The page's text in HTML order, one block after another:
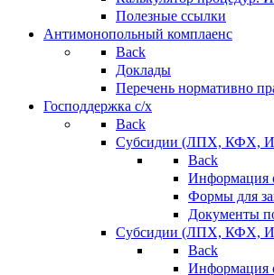
Полезные ссылки
Антимонопольный комплаенс
Back
Доклады
Перечень нормативно
Господдержка с/х
Back
Субсидии (ЛПХ, КФХ,
Back
Информация
Формы для
Документы
Субсидии (ЛПХ, КФХ,
Back
Информация